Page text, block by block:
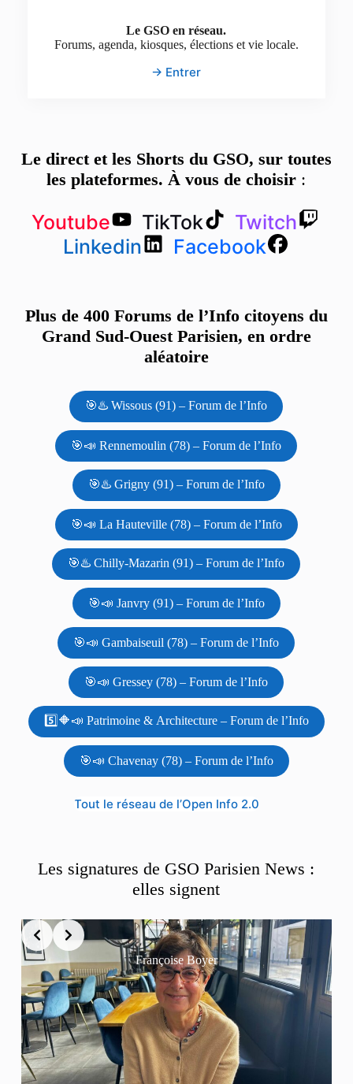
Le GSO en réseau.
Forums, agenda, kiosques, élections et vie locale.
→ Entrer
Le direct et les Shorts du GSO, sur toutes
les plateformes. À vous de choisir :
Youtube TikTok
Twitch
Linkedin
Facebook
Plus de 400 Forums de l’Info citoyens du
Grand Sud-Ouest Parisien, en ordre
aléatoire
🎯♨️ Wissous (91) – Forum de l’Info
🎯📣 Rennemoulin (78) – Forum de l’Info
🎯♨️ Grigny (91) – Forum de l’Info
🎯📣 La Hauteville (78) – Forum de l’Info
🎯♨️ Chilly-Mazarin (91) – Forum de l’Info
🎯📣 Janvry (91) – Forum de l’Info
🎯📣 Gambaiseuil (78) – Forum de l’Info
🎯📣 Gressey (78) – Forum de l’Info
5️⃣🔶📣 Patrimoine & Architecture – Forum de l’Info
🎯📣 Chavenay (78) – Forum de l’Info
Tout le réseau de l’Open Info 2.0
Les signatures de GSO Parisien News :
elles signent
Françoise Boyer